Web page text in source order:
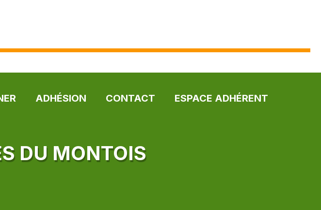
ADHÉSION CONTACT ESPACE ADHÉRENT
DU MONTOIS